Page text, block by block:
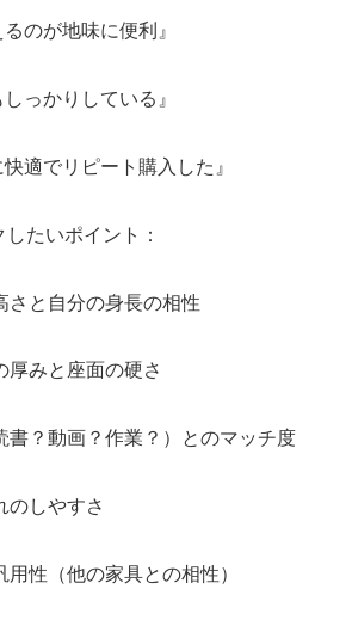
るのが地味に便利』
しっかりしている』
快適でリピート購入した』
たいポイント：
さと自分の身長の相性
厚みと座面の硬さ
書？動画？作業？）とのマッチ度
のしやすさ
用性（他の家具との相性）